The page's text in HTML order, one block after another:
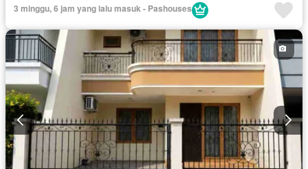
3 minggu, 6 jam yang lalu masuk - Pashouses